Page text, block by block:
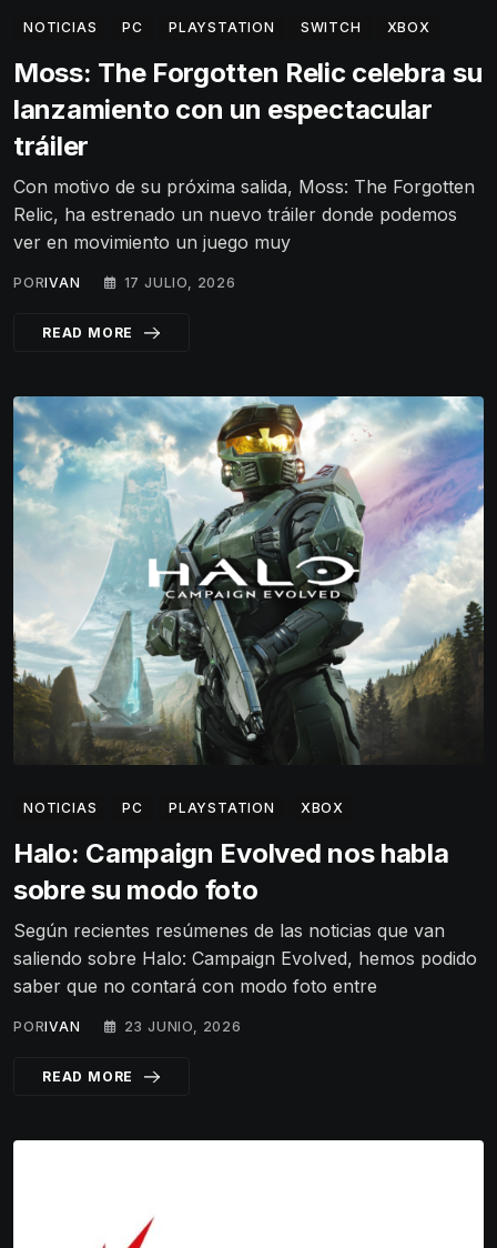
NOTICIAS PC PLAYSTATION SWITCH XBOX
Moss: The Forgotten Relic celebra su
lanzamiento con un espectacular
tráiler
Con motivo de su próxima salida, Moss: The Forgotten
Relic, ha estrenado un nuevo tráiler donde podemos
ver en movimiento un juego muy
PORIVAN 17 JULIO, 2026
READ MORE
NOTICIAS PC PLAYSTATION XBOX
Halo: Campaign Evolved nos habla
sobre su modo foto
Según recientes resúmenes de las noticias que van
saliendo sobre Halo: Campaign Evolved, hemos podido
saber que no contará con modo foto entre
PORIVAN 23 JUNIO, 2026
READ MORE